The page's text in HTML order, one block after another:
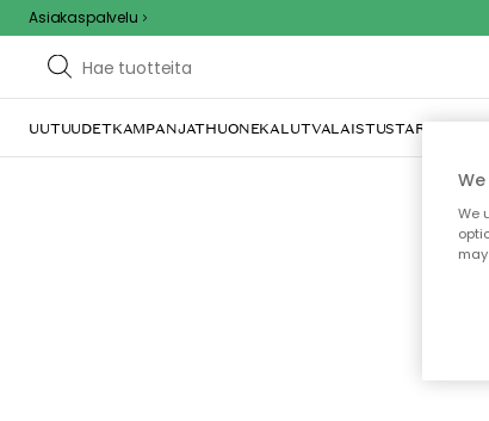
Asiakaspalvelu
UUTUUDETKAMPANJATHUONEKALUTVALAISTUSTARJOILU
We